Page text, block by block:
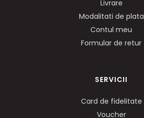
Livrare
Modalitati de plata
Contul meu
Formular de retur
SERVICII
Card de fidelitate
Voucher